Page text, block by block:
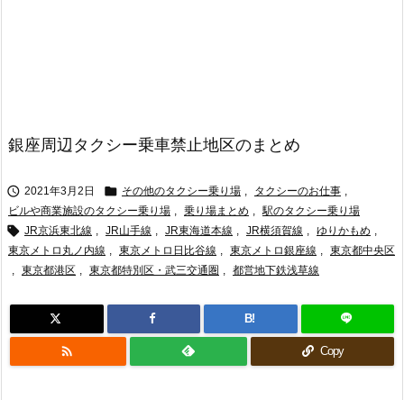
銀座周辺タクシー乗車禁止地区のまとめ
 2021年3月2日  その他のタクシー乗り場 , タクシーのお仕事 ,
ビルや商業施設のタクシー乗り場 , 乗り場まとめ , 駅のタクシー乗り場
 JR京浜東北線 , JR山手線 , JR東海道本線 , JR横須賀線 , ゆりかもめ ,
東京メトロ丸ノ内線 , 東京メトロ日比谷線 , 東京メトロ銀座線 , 東京都中央区
, 東京都港区 , 東京都特別区・武三交通圏 , 都営地下鉄浅草線
B!
 Copy